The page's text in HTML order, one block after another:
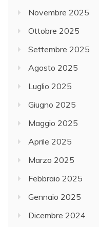
Novembre 2025
Ottobre 2025
Settembre 2025
Agosto 2025
Luglio 2025
Giugno 2025
Maggio 2025
Aprile 2025
Marzo 2025
Febbraio 2025
Gennaio 2025
Dicembre 2024